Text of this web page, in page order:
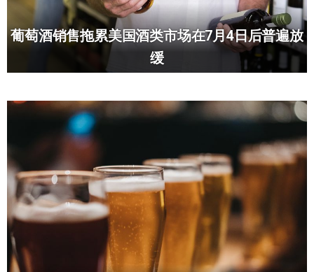
葡萄酒销售拖累美国酒类市场在7月4日后普遍放
缓